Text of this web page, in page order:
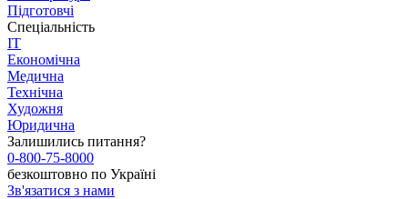
Підготовчі
Спеціальність
IT
Економічна
Медична
Технічна
Художня
Юридична
Залишились питання?
0-800-75-8000
безкоштовно по Україні
Зв'язатися з нами